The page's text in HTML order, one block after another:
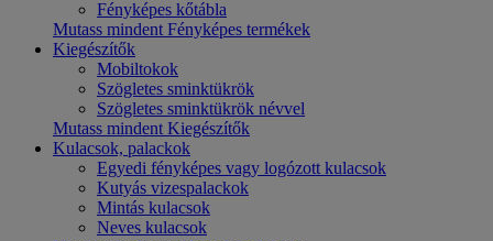
Fényképes kőtábla
Mutass mindent Fényképes termékek
Kiegészítők
Mobiltokok
Szögletes sminktükrök
Szögletes sminktükrök névvel
Mutass mindent Kiegészítők
Kulacsok, palackok
Egyedi fényképes vagy logózott kulacsok
Kutyás vizespalackok
Mintás kulacsok
Neves kulacsok